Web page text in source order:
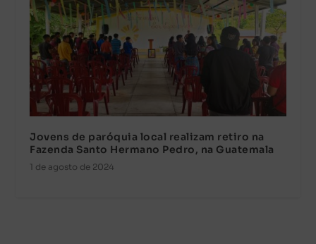
Jovens de paróquia local realizam retiro na
Fazenda Santo Hermano Pedro, na Guatemala
1 de agosto de 2024